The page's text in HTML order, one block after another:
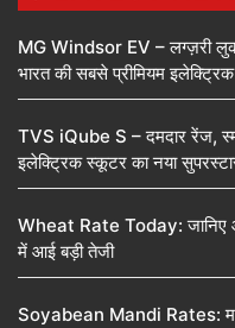
MG Windsor EV – लग्ज़री
भारत की सबसे प्रीमियम
TVS iQube S – दमदार रेंज,
इलेक्ट्रिक स्कूटर का नया
Wheat Rate Today: जानिए
में आई बड़ी तेजी
Soyabean Mandi Rates: